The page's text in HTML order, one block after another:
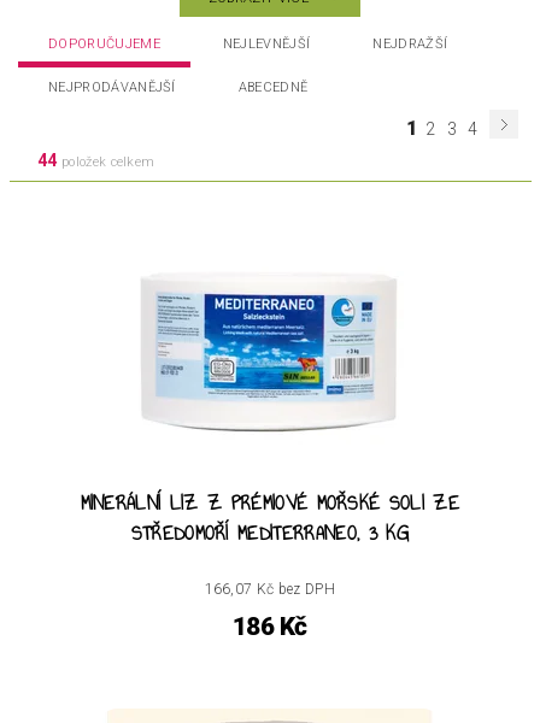
DOPORUČUJEME NEJLEVNĚJŠÍ NEJDRAŽŠÍ
NEJPRODÁVANĚJŠÍ ABECEDNĚ
1 2 3
4
44 položek celkem
MINERÁLNÍ LIZ Z PRÉMIOVÉ MOŘSKÉ SOLI ZE
STŘEDOMOŘÍ MEDITERRANEO, 3 KG
166,07 Kč bez DPH
186 Kč